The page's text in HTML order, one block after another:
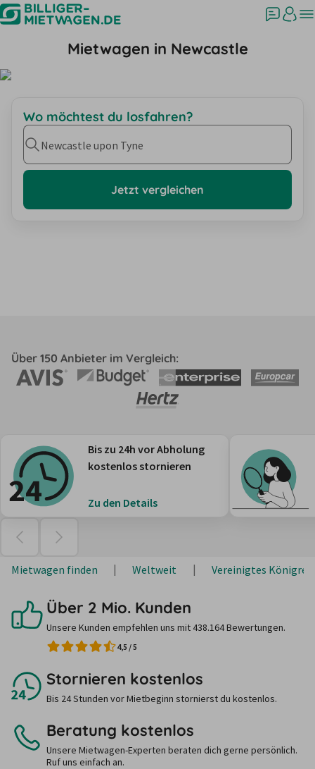
Mietwagen in Newcastle
Wo möchtest du losfahren?
Newcastle upon Tyne
Jetzt vergleichen
Über 150 Anbieter im Vergleich:
Bis zu 24h vor Abholung
kostenlos stornieren
Zu den Details
Mietwagen finden Weltweit Vereinigtes
Über 2 Mio. Kunden
Unsere Kunden empfehlen uns mit 438.164 Bewertungen.
4,5 /5
Stornieren kostenlos
Bis 24 Stunden vor Mietbeginn stornierst du kostenlos.
Beratung kostenlos
Unsere Mietwagen-Experten beraten dich gerne persönlich.
Ruf uns einfach an.